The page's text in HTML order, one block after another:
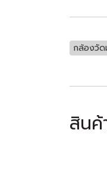
กล้องวั
สินค้